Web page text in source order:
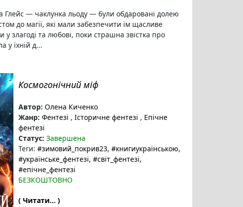
— чаклунка льоду — були обдаровані долею
до магії, які мали забезпечити їм щасливе
у злагоді та любові, поки страшна звістка про
у їхній д...
Космогонічний міф
Автор: Олена Киченко
Жанр: Фентезі , Історичне фентезі , Епічне
фентезі
Статус: Завершена
Теги: #зимовий_покрив23, #книгиукраїнською,
#українське_фентезі, #світ_фентезі,
#епічне_фентезі
БЕЗКОШТОВНО
( Читати... )